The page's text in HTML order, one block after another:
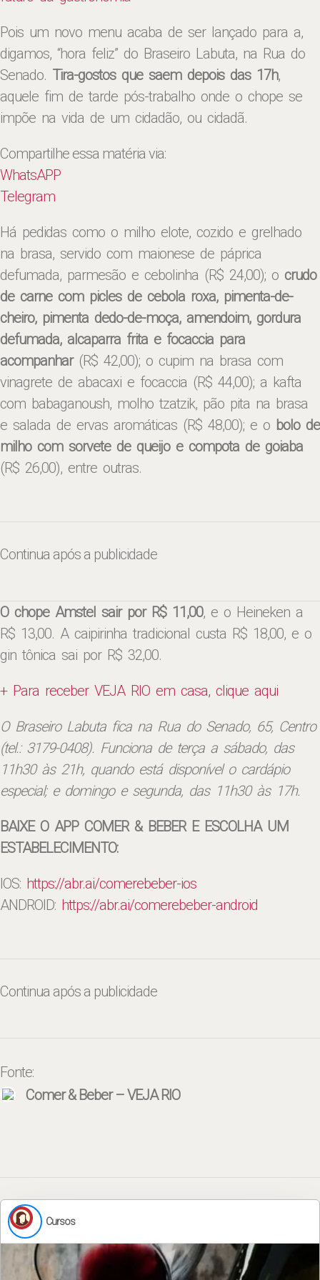
Pois um novo menu acaba de ser lançado para a,
digamos, “hora feliz” do Braseiro Labuta, na Rua do
Senado. Tira-gostos que saem depois das 17h,
aquele fim de tarde pós-trabalho onde o chope se
impõe na vida de um cidadão, ou cidadã.
Compartilhe essa matéria via:
WhatsAPP
Telegram
Há pedidas como o milho elote, cozido e grelhado
na brasa, servido com maionese de páprica
defumada, parmesão e cebolinha (R$ 24,00); o crudo
de carne com picles de cebola roxa, pimenta-de-
cheiro, pimenta dedo-de-moça, amendoim, gordura
defumada, alcaparra frita e focaccia para
acompanhar(R$ 42,00); o cupim na brasa com
vinagrete de abacaxi e focaccia (R$ 44,00); a kafta
com babaganoush, molho tzatzik, pão pita na brasa
e salada de ervas aromáticas (R$ 48,00); e o bolo de
milho com sorvete de queijo e compota de goiaba
(R$ 26,00), entre outras.
Continua após a publicidade
O chope Amstel sair por R$ 11,00, e o Heineken a
R$ 13,00. A caipirinha tradicional custa R$ 18,00, e o
gin tônica sai por R$ 32,00.
+ Para receber VEJA RIO em casa, clique aqui
O Braseiro Labuta fica na Rua do Senado, 65, Centro
(tel.: 3179-0408). Funciona de terça a sábado, das
11h30 às 21h, quando está disponível o cardápio
especial; e domingo e segunda, das 11h30 às 17h.
BAIXE O APP COMER & BEBER E ESCOLHA UM
ESTABELECIMENTO:
IOS: https://abr.ai/comerebeber-ios
ANDROID: https://abr.ai/comerebeber-android
Continua após a publicidade
Fonte:
Comer & Beber – VEJA RIO
Cursos